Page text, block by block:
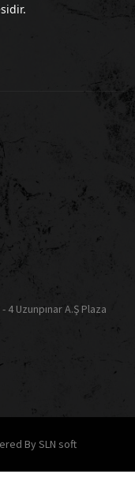
Uzunpınar A.Ş Plaza
By SLN soft